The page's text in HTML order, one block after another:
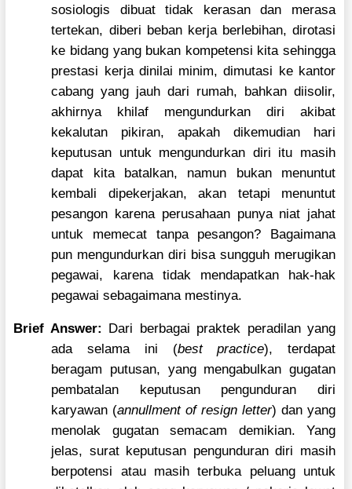
sosiologis dibuat tidak kerasan dan merasa
tertekan, diberi beban kerja berlebihan, dirotasi
ke bidang yang bukan kompetensi kita sehingga
prestasi kerja dinilai minim, dimutasi ke kantor
cabang yang jauh dari rumah, bahkan diisolir,
akhirnya khilaf mengundurkan diri akibat
kekalutan pikiran, apakah dikemudian hari
keputusan untuk mengundurkan diri itu masih
dapat kita batalkan, namun bukan menuntut
kembali dipekerjakan, akan tetapi menuntut
pesangon karena perusahaan punya niat jahat
untuk memecat tanpa pesangon? Bagaimana
pun mengundurkan diri bisa sungguh merugikan
pegawai, karena tidak mendapatkan hak-hak
pegawai sebagaimana mestinya.
Brief Answer: Dari berbagai praktek peradilan yang
ada selama ini (best practice), terdapat
beragam putusan, yang mengabulkan gugatan
pembatalan keputusan pengunduran diri
karyawan (annullment of resign letter) dan yang
menolak gugatan semacam demikian. Yang
jelas, surat keputusan pengunduran diri masih
berpotensi atau masih terbuka peluang untuk